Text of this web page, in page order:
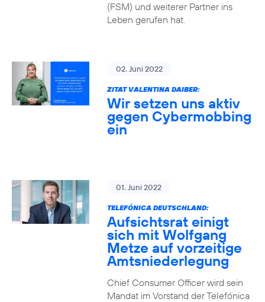
(FSM) und weiterer Partner ins
Leben gerufen hat.
02. Juni 2022
ZITAT VALENTINA DAIBER:
Wir setzen uns aktiv
gegen Cybermobbing
ein
01. Juni 2022
TELEFÓNICA DEUTSCHLAND:
Aufsichtsrat einigt
sich mit Wolfgang
Metze auf vorzeitige
Amtsniederlegung
Chief Consumer Officer wird sein
Mandat im Vorstand der Telefónica